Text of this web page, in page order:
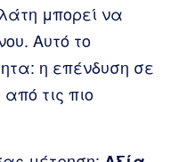
μπορεί να
Αυτό το
η επένδυση σε
τις πιο